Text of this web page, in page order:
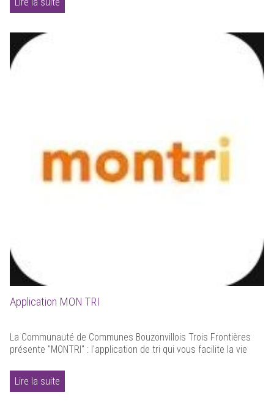
Application MON TRI
La Communauté de Communes Bouzonvillois Trois Frontières
présente "MONTRI" : l'application de tri qui vous facilite la vie
Lire la suite